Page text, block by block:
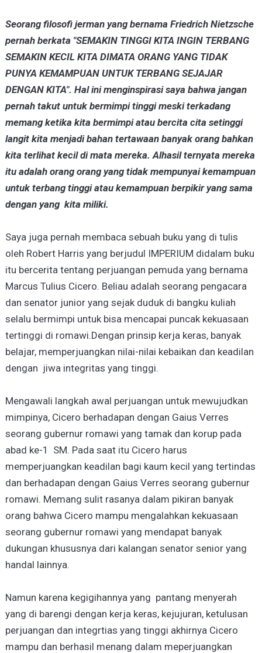
Seorang filosofi jerman yang bernama Friedrich Nietzsche
pernah berkata "SEMAKIN TINGGI KITA INGIN TERBANG
SEMAKIN KECIL KITA DIMATA ORANG YANG TIDAK
PUNYA KEMAMPUAN UNTUK TERBANG SEJAJAR
DENGAN KITA". Hal ini menginspirasi saya bahwa jangan
pernah takut untuk bermimpi tinggi meski terkadang
memang ketika kita bermimpi atau bercita cita setinggi
langit kita menjadi bahan tertawaan banyak orang bahkan
kita terlihat kecil di mata mereka. Alhasil ternyata mereka
itu adalah orang orang yang tidak mempunyai kemampuan
untuk terbang tinggi atau kemampuan berpikir yang sama
dengan yang kita miliki.
Saya juga pernah membaca sebuah buku yang di tulis
oleh Robert Harris yang berjudul IMPERIUM didalam buku
itu bercerita tentang perjuangan pemuda yang bernama
Marcus Tulius Cicero. Beliau adalah seorang pengacara
dan senator junior yang sejak duduk di bangku kuliah
selalu bermimpi untuk bisa mencapai puncak kekuasaan
tertinggi di romawi.Dengan prinsip kerja keras, banyak
belajar, memperjuangkan nilai-nilai kebaikan dan keadilan
dengan jiwa integritas yang tinggi.
Mengawali langkah awal perjuangan untuk mewujudkan
mimpinya, Cicero berhadapan dengan Gaius Verres
seorang gubernur romawi yang tamak dan korup pada
abad ke-1 SM. Pada saat itu Cicero harus
memperjuangkan keadilan bagi kaum kecil yang tertindas
dan berhadapan dengan Gaius Verres seorang gubernur
romawi. Memang sulit rasanya dalam pikiran banyak
orang bahwa Cicero mampu mengalahkan kekuasaan
seorang gubernur romawi yang mendapat banyak
dukungan khususnya dari kalangan senator senior yang
handal lainnya.
Namun karena kegigihannya yang pantang menyerah
yang di barengi dengan kerja keras, kejujuran, ketulusan
perjuangan dan integrtias yang tinggi akhirnya Cicero
mampu dan berhasil menang dalam meperjuangkan